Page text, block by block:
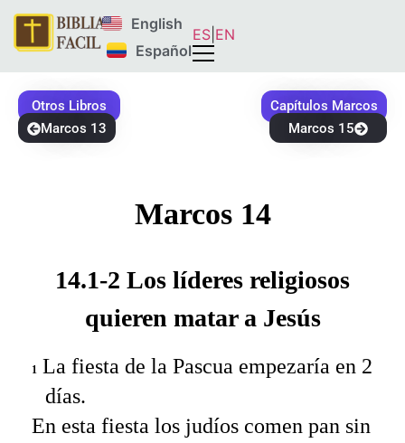
English
Español
ES EN
Otros Libros
Capítulos Marcos
Marcos 13
Marcos 15
Marcos 14
14.1-2 Los líderes religiosos
quieren matar a Jesús
1 La fiesta de la Pascua empezaría en 2
días.
En esta fiesta los judíos comen pan sin